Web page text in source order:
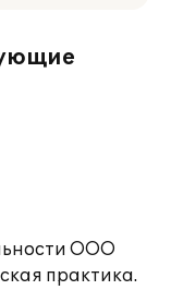
ООО
практика.